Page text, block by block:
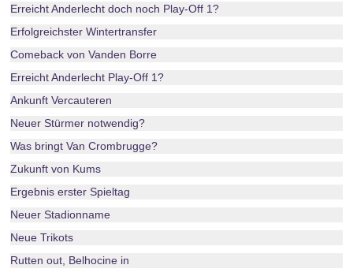
Erreicht Anderlecht doch noch Play-Off 1?
Erfolgreichster Wintertransfer
Comeback von Vanden Borre
Erreicht Anderlecht Play-Off 1?
Ankunft Vercauteren
Neuer Stürmer notwendig?
Was bringt Van Crombrugge?
Zukunft von Kums
Ergebnis erster Spieltag
Neuer Stadionname
Neue Trikots
Rutten out, Belhocine in